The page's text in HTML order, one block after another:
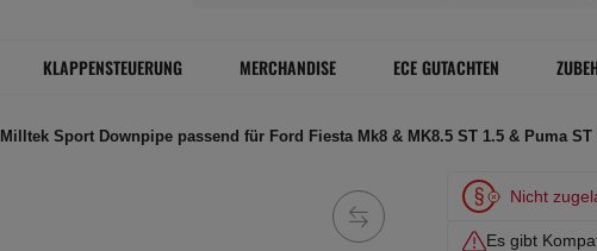
KLAPPENSTEUERUNG MERCHANDISE ECE GUTACHTEN
Milltek Sport Downpipe passend für Ford Fiesta Mk8 & MK8.5 ST 1.5 & Puma ST
Nicht
Es gibt